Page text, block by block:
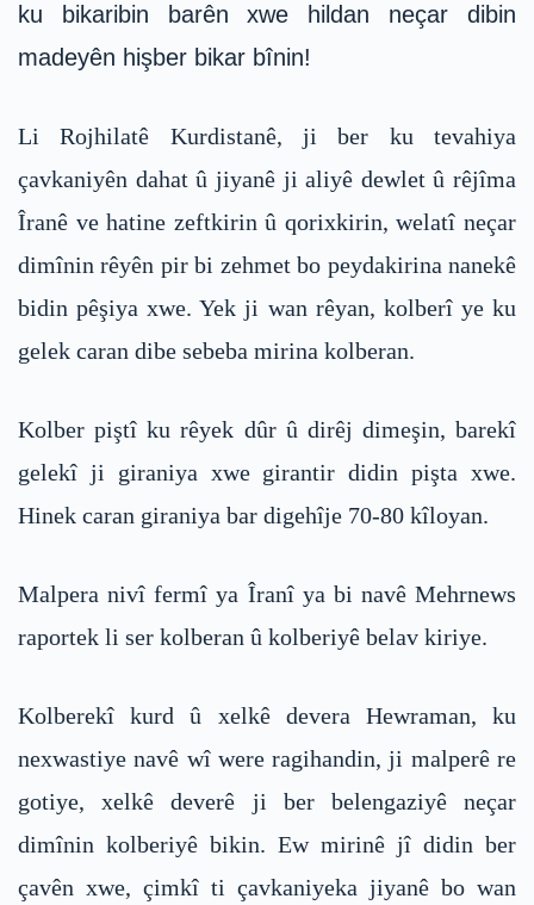
ku bikaribin barên xwe hildan neçar dibin
madeyên hişber bikar bînin!
Li Rojhilatê Kurdistanê, ji ber ku tevahiya
çavkaniyên dahat û jiyanê ji aliyê dewlet û rêjîma
Îranê ve hatine zeftkirin û qorixkirin, welatî neçar
dimînin rêyên pir bi zehmet bo peydakirina nanekê
bidin pêşiya xwe. Yek ji wan rêyan, kolberî ye ku
gelek caran dibe sebeba mirina kolberan.
Kolber piştî ku rêyek dûr û dirêj dimeşin, barekî
gelekî ji giraniya xwe girantir didin pişta xwe.
Hinek caran giraniya bar digehîje 70-80 kîloyan.
Malpera nivî fermî ya Îranî ya bi navê Mehrnews
raportek li ser kolberan û kolberiyê belav kiriye.
Kolberekî kurd û xelkê devera Hewraman, ku
nexwastiye navê wî were ragihandin, ji malperê re
gotiye, xelkê deverê ji ber belengaziyê neçar
dimînin kolberiyê bikin. Ew mirinê jî didin ber
çavên xwe, çimkî ti çavkaniyeka jiyanê bo wan